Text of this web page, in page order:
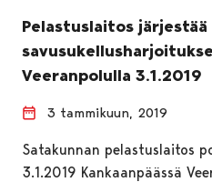
Pelastuslaitos järjestää
Veeranpolulla 3.1.2019
3 tammikuun, 2019
Satakunnan pelastuslaitos
3.1.2019 Kankaanpäässä